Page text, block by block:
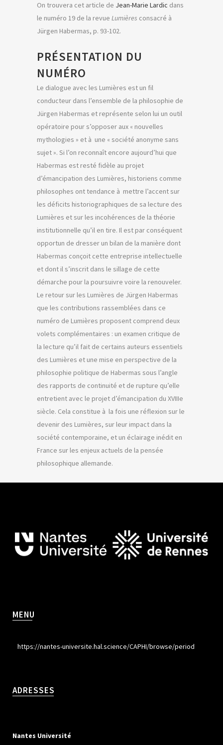
On trouvera cet article de Jean-Marie Lardic dans
le numéro 19 de la revue Lumières consacré à
Jürgen Habermas, p. 93-102.
PRÉSENTATION DU
NUMÉRO
Le dialogue avec les Lumières est un fil
conducteur dans l’ensemble de la philosophie de
Jürgen Habermas et représente selon lui un outil
opératoire pour s’opposer aux « nouvelles
mythologies » et à une « société anonyme sans
sujet ». Si l’on reconnaît encore aujourd’hui que
Habermas est resté fidèle au projet
d’émancipation des Lumières, historiens comme
philosophes ont tendance à mettre l’accent sur
les déficits historiographiques de sa lecture des
Lumières et sur les incohérences de la théorie
institutionnelle qu’il en tire. Il est par conséquent
opportun de dresser un bilan de la manière dont
Habermas conçoit cette entreprise intellectuelle
et dont il s’inscrit dans le sillage de cette
démarche pour la poursuivre voire la renouveler.
Le retour sur les Lumières de Jürgen Habermas
que les contributions rassemblées dans ce
numéro de Lumières proposent comprend deux
volets complémentaires : un examen critique de
la lecture qu’il fait de certains auteurs essentiels
des Lumières et une mise en perspective de la
philosophie politique de Habermas sous l’angle
des rapports de continuité et de rupture qu’elle
entretient avec le projet d’émancipation du XVIIIe
siècle. Cela constitue à la fois une réflexion sur le
devenir des Lumières, sur leur impact dans la
société contemporaine, et un éclairage inédit en
France sur les enjeux actuels de la pensée
philosophique allemande.
MENU
https://nantes-universite.hal.science/CAPHI/browse/period
ADRESSES
Nantes Université